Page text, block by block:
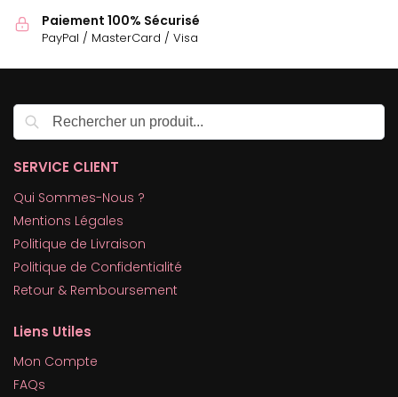
Paiement 100% Sécurisé
PayPal / MasterCard / Visa
SERVICE CLIENT
Qui Sommes-Nous ?
Mentions Légales
Politique de Livraison
Politique de Confidentialité
Retour & Remboursement
Liens Utiles
Mon Compte
FAQs